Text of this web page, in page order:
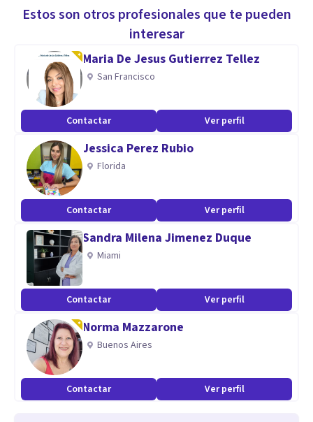
Estos son otros profesionales que te pueden
interesar
Maria De Jesus Gutierrez Tellez
San Francisco
Contactar Ver perfil
Jessica Perez Rubio
Florida
Contactar Ver perfil
Sandra Milena Jimenez Duque
Miami
Contactar Ver perfil
Norma Mazzarone
Buenos Aires
Contactar Ver perfil